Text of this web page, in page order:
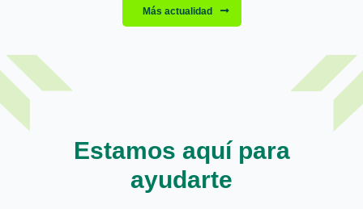
Más actualidad
Estamos aquí para
ayudarte